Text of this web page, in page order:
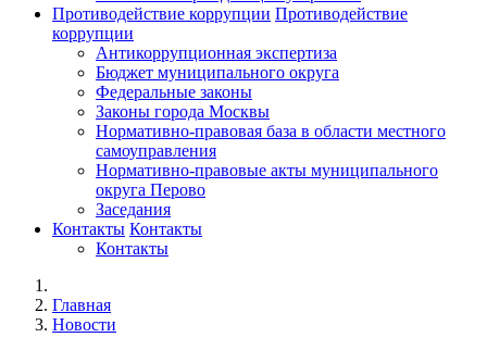
Противодействие коррупции Противодействие
коррупции
Антикоррупционная экспертиза
Бюджет муниципального округа
Федеральные законы
Законы города Москвы
Нормативно-правовая база в области местного
самоуправления
Нормативно-правовые акты муниципального
округа Перово
Заседания
Контакты Контакты
Контакты
Главная
Новости